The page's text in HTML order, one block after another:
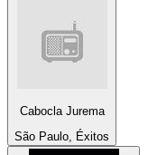
Cabocla Jurema
São Paulo, Éxitos